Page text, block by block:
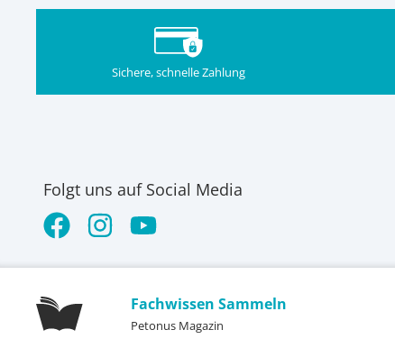
Sichere, schnelle Zahlung
Folgt uns auf Social Media
Fachwissen Sammeln
Petonus Magazin